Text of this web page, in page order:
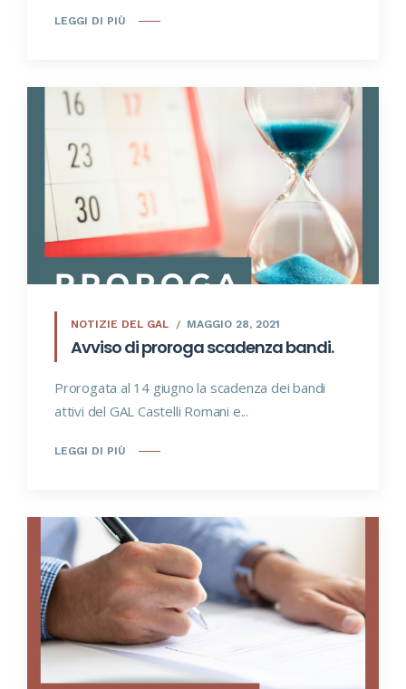
LEGGI DI PIÙ
NOTIZIE DEL GAL MAGGIO 28, 2021
Avviso di proroga scadenza bandi.
Prorogata al 14 giugno la scadenza dei bandi
attivi del GAL Castelli Romani e...
LEGGI DI PIÙ